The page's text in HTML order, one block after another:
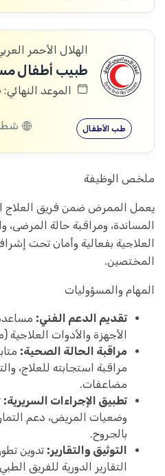
الهلال الأحمر
طبيب أطفال
الموعد النهائي: 10/08/2026
طب الأطفال
ملخص الوظيفة
يعمل الممرض ضمن فريق العلاج
المساندة، ومراقبة حالة
العلاجية بفعالية وأمان تحت
المختصين.
المهام والمسؤوليات
تقديم الدعم الفني:
الأجهزة والأدوات العلاجية
مراقبة الحالة الصحية:
مراقبة استجابته للعلاج،
مضاعفات.
تطبيق الإجراءات السريرية:
وضعيات المريض، دعم
بالجروح.
التوثيق والتقارير: تدوين
التقارير الدورية للفريق